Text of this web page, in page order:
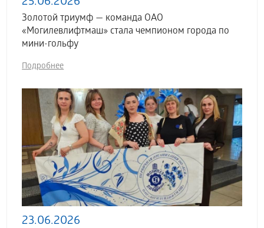
Золотой триумф — команда ОАО
«Могилевлифтмаш» стала чемпионом города по
мини-гольфу
Подробнее
23.06.2026